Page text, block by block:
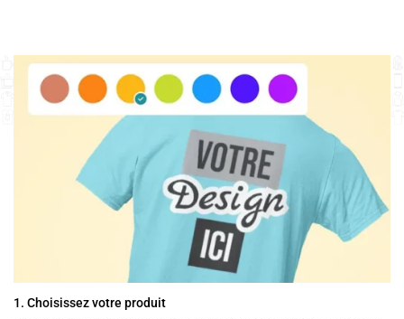
1. Choisissez votre produit